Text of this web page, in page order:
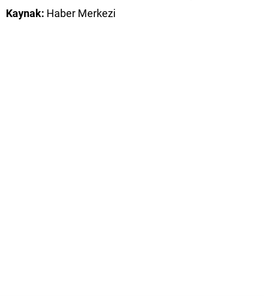
Kaynak: Haber Merkezi